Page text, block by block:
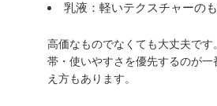
乳液：軽いテクスチャーの
高価なものでなくても大丈夫で
帯・使いやすさを優先するのが
え方もあります。